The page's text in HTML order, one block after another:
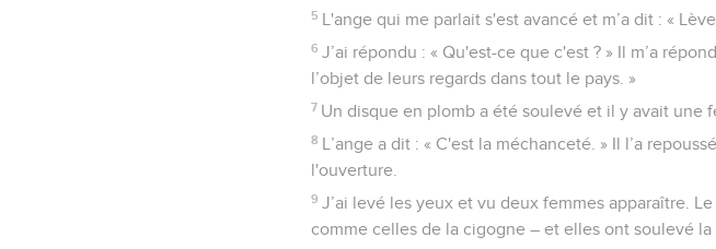
5 L'ange qui me parlait s'est avancé et m’a dit : «
6 J’ai répondu : « Qu'est-ce que c'est ? » Il m’a
l’objet de leurs regards dans tout le pays. »
7 Un disque en plomb a été soulevé et il y avait une
8 L’ange a dit : « C'est la méchanceté. » Il l’a
l'ouverture.
9 J’ai levé les yeux et vu deux femmes apparaître.
comme celles de la cigogne – et elles ont soulevé